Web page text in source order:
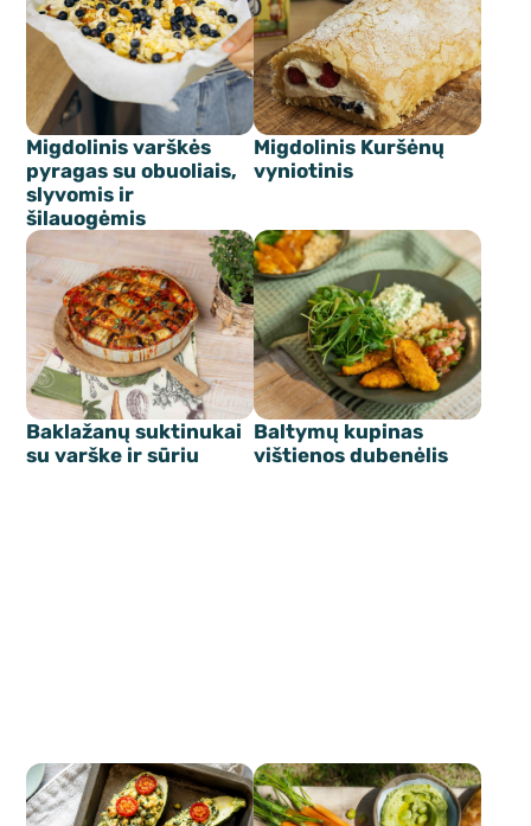
Migdolinis varškės
pyragas su obuoliais,
slyvomis ir
šilauogėmis
Migdolinis Kuršėnų
vyniotinis
Baklažanų suktinukai
su varške ir sūriu
Baltymų kupinas
vištienos dubenėlis